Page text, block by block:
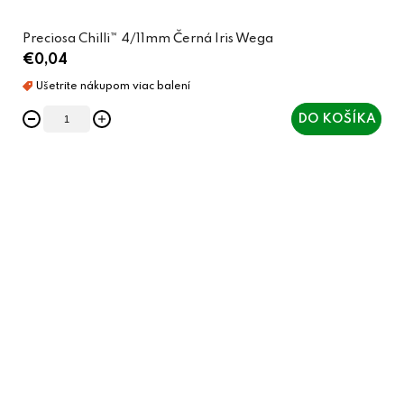
Preciosa Chilli™ 4/11mm Černá Iris Wega
€0,04
DO KOŠÍKA